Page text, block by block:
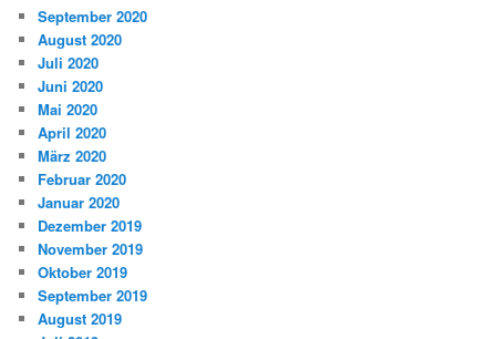
September 2020
August 2020
Juli 2020
Juni 2020
Mai 2020
April 2020
März 2020
Februar 2020
Januar 2020
Dezember 2019
November 2019
Oktober 2019
September 2019
August 2019